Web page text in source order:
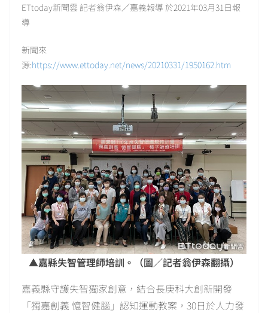
ETtoday新聞雲 記者翁伊森／嘉義報導 於2021年03月31日報
導
新聞來
源:https://www.ettoday.net/news/20210331/1950162.htm
▲嘉縣失智管理師培訓。（圖／記者翁伊森翻攝）
嘉義縣守護失智獨家創意，結合長庚科大創新開發
「獨嘉創義 憶智健腦」認知運動教案，30日於人力發